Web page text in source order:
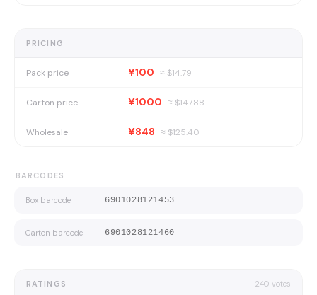
PRICING
Pack price ¥100 ≈ $14.79
Carton price ¥1000 ≈ $147.88
Wholesale ¥848 ≈ $125.40
BARCODES
Box barcode 6901028121453
Carton barcode 6901028121460
RATINGS 240 votes